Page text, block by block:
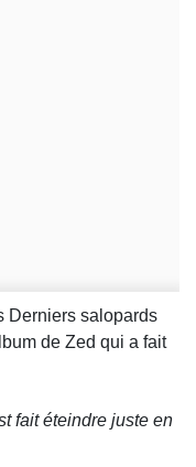
Derniers salopards
de Zed qui a fait
fait éteindre juste en